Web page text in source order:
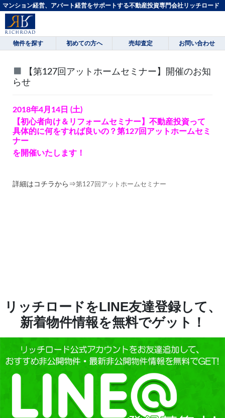
マンション経営、アパート経営をサポートする不動産投資専門会社リッチロード
物件を探す 初めての方へ 売却査定 お問い合わせ
【第127回アットホームセミナー】開催のお知
らせ
2018年4月14日 (土)
【初心者向け＆リフォームセミナー】不動産投資って
具体的に何をすれば良いの？第127回アットホームセミ
ナー
を開催いたします！
詳細はコチラから⇒第127回アットホームセミナー
リッチロードをLINE友達登録して、
新着物件情報を無料でゲット！